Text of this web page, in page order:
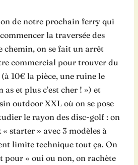
de notre prochain ferry qui
la traversée des
chemin, on se fait un arrêt
commercial pour trouver du
10€ la pièce, une ruine le
as et plus c’est cher ! ») et
outdoor XXL où on se pose
le rayon des disc-golf : on
starter » avec 3 modèles à
limite technique tout ça. On
pour « oui ou non, on rachète